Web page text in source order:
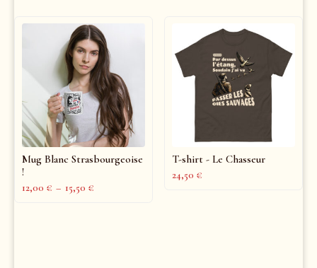
Mug Blanc Strasbourgeoise
!
12,00 € – 15,50 €
T-shirt - Le Chasseur
24,50 €